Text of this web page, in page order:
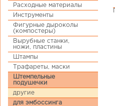
Расходные материалы
Инструменты
Фигурные дыроколы
(компостеры)
Вырубные станки,
ножи, пластины
Штампы
Трафареты, маски
Штемпельные
подушечки
другие
для эмбоссинга